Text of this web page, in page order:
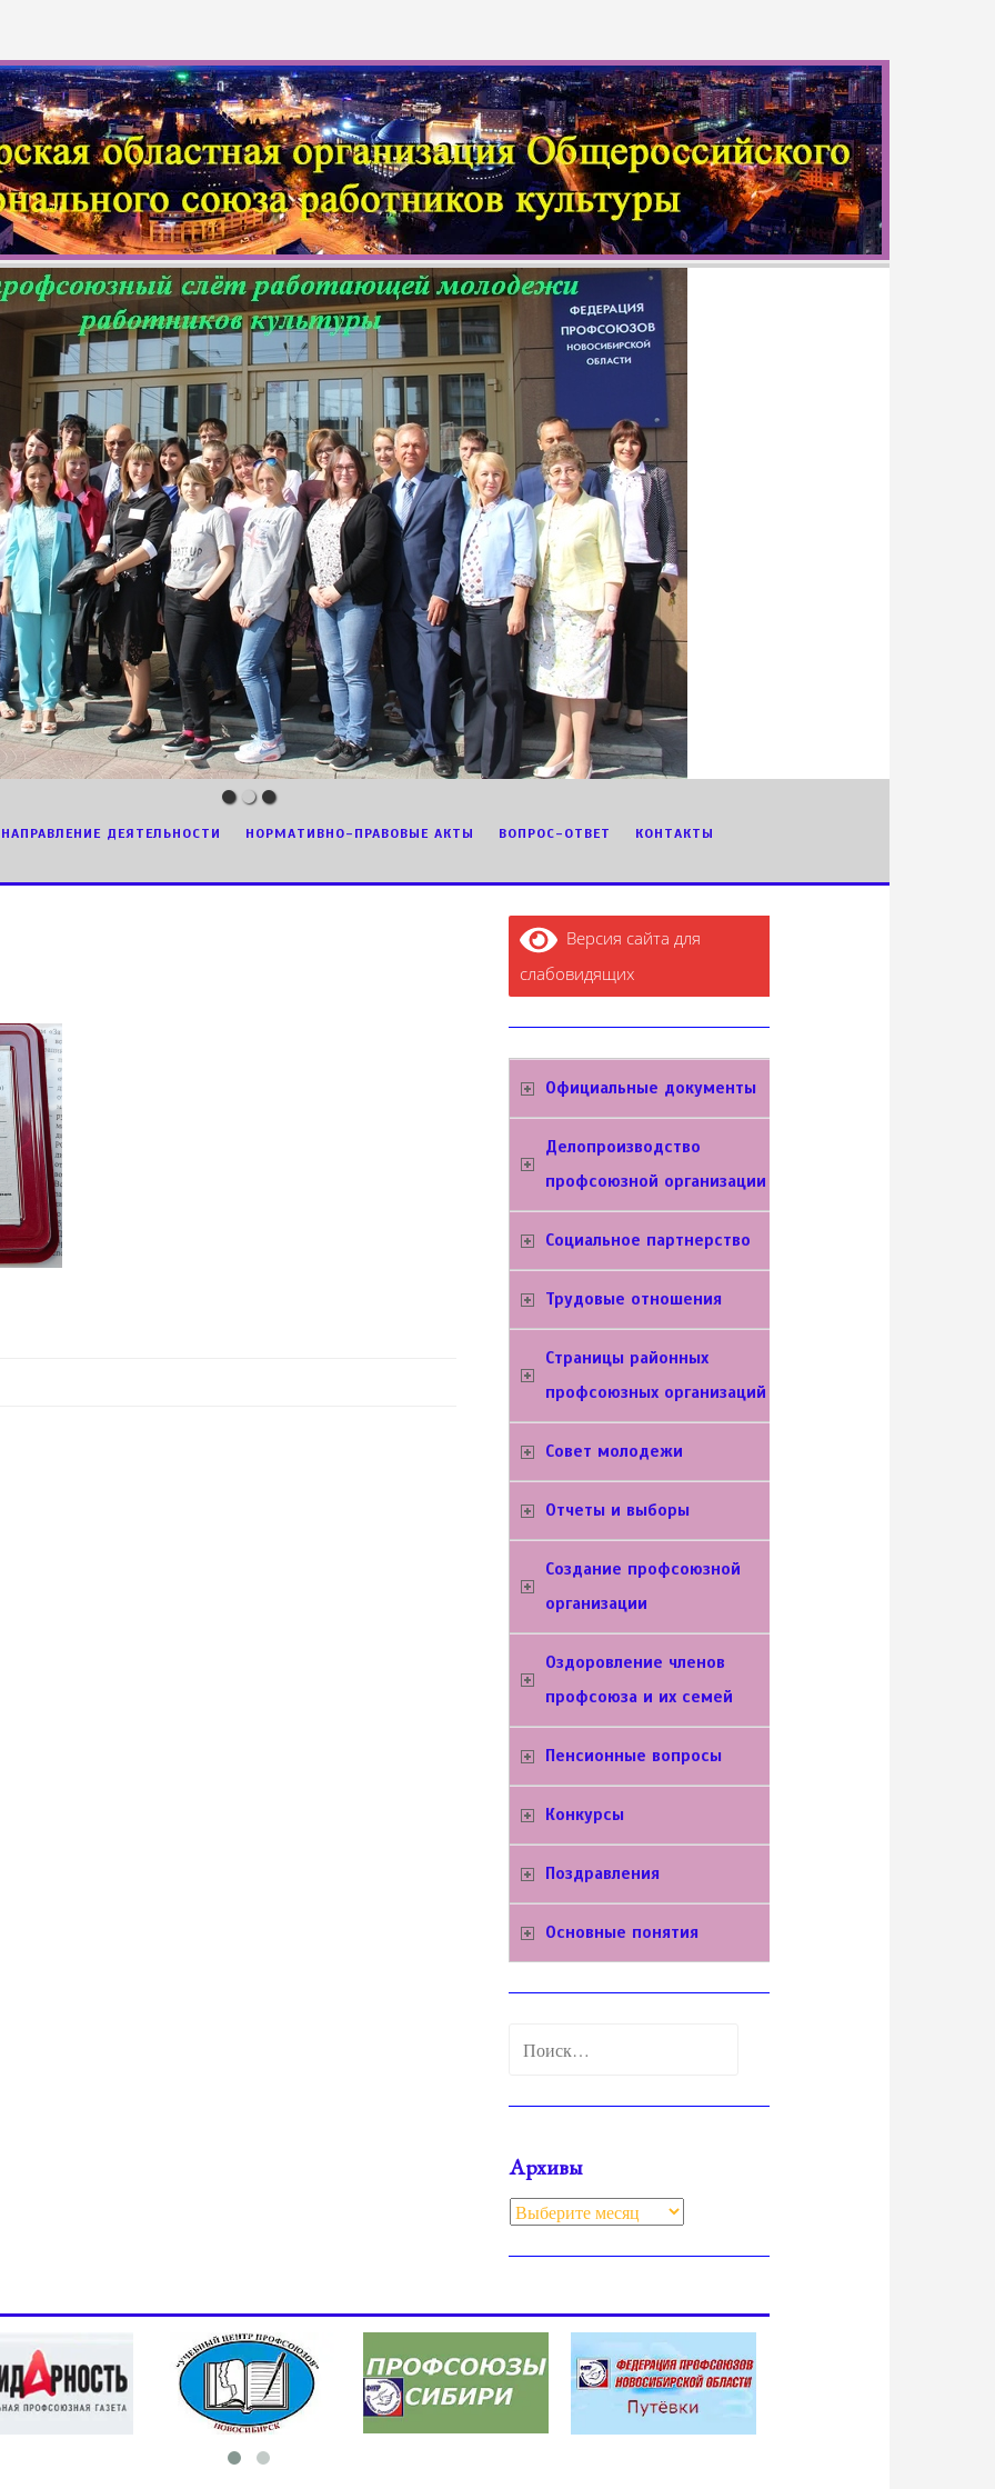
НАПРАВЛЕНИЕ ДЕЯТЕЛЬНОСТИ НОРМАТИВНО-ПРАВОВЫЕ АКТЫ ВОПРОС-ОТВЕТ КОНТАКТЫ
Версия сайта для
слабовидящих
Официальные документы
Делопроизводство
профсоюзной организации
Социальное партнерство
Трудовые отношения
Cтраницы районных
профсоюзных организаций
Совет молодежи
Отчеты и выборы
Создание профсоюзной
организации
Оздоровление членов
профсоюза и их семей
Пенсионные вопросы
Конкурсы
Поздравления
Основные понятия
Найти:
Архивы
Архивы